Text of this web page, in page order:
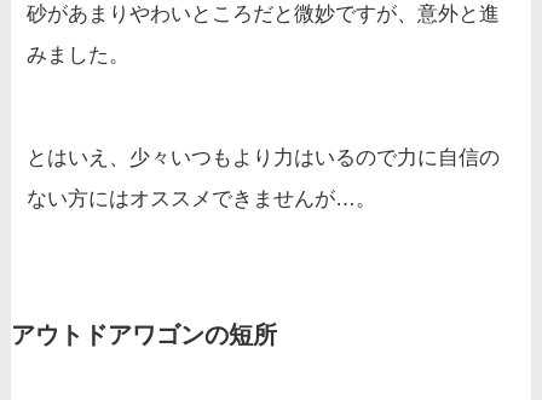
砂があまりやわいところだと微妙ですが、意外と進
みました。
とはいえ、少々いつもより力はいるので力に自信の
ない方にはオススメできませんが…。
アウトドアワゴンの短所